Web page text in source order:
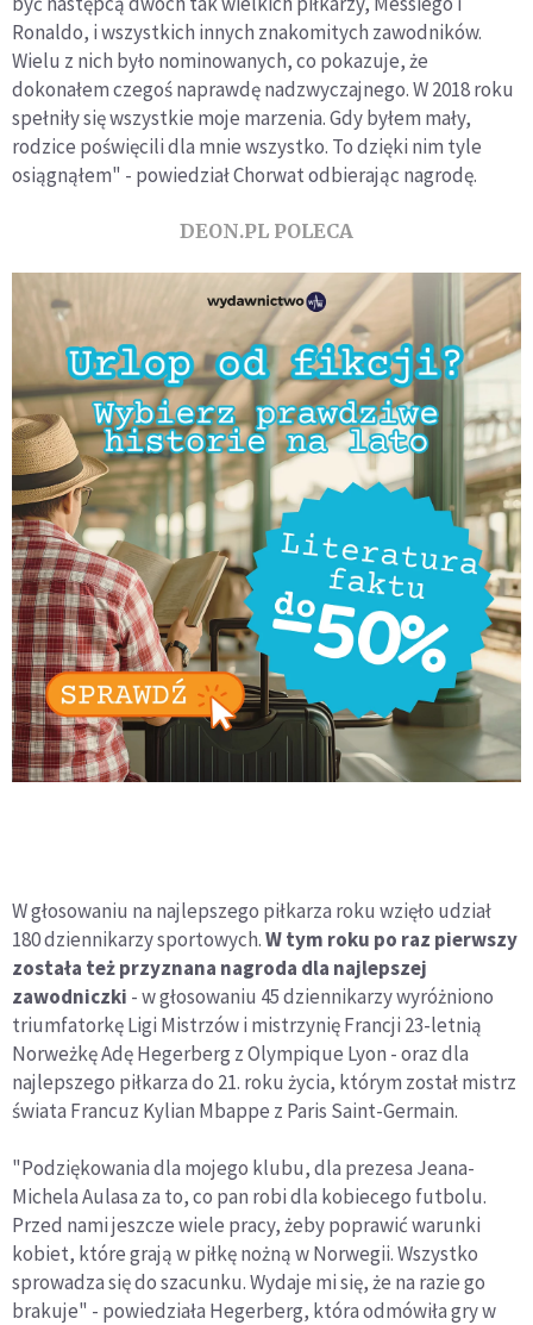
Ronaldo, i wszystkich innych znakomitych zawodników.
Wielu z nich było nominowanych, co pokazuje, że
dokonałem czegoś naprawdę nadzwyczajnego. W 2018 roku
spełniły się wszystkie moje marzenia. Gdy byłem mały,
rodzice poświęcili dla mnie wszystko. To dzięki nim tyle
osiągnąłem" - powiedział Chorwat odbierając nagrodę.
DEON.PL POLECA
W głosowaniu na najlepszego piłkarza roku wzięło udział
180 dziennikarzy sportowych.W tym roku po raz pierwszy
została też przyznana nagroda dla najlepszej
zawodniczki - w głosowaniu 45 dziennikarzy wyróżniono
triumfatorkę Ligi Mistrzów i mistrzynię Francji 23-letnią
Norweżkę Adę Hegerberg z Olympique Lyon - oraz dla
najlepszego piłkarza do 21. roku życia, którym został mistrz
świata Francuz Kylian Mbappe z Paris Saint-Germain.
"Podziękowania dla mojego klubu, dla prezesa Jeana-
Michela Aulasa za to, co pan robi dla kobiecego futbolu.
Przed nami jeszcze wiele pracy, żeby poprawić warunki
kobiet, które grają w piłkę nożną w Norwegii. Wszystko
sprowadza się do szacunku. Wydaje mi się, że na razie go
brakuje" - powiedziała Hegerberg, która odmówiła gry w